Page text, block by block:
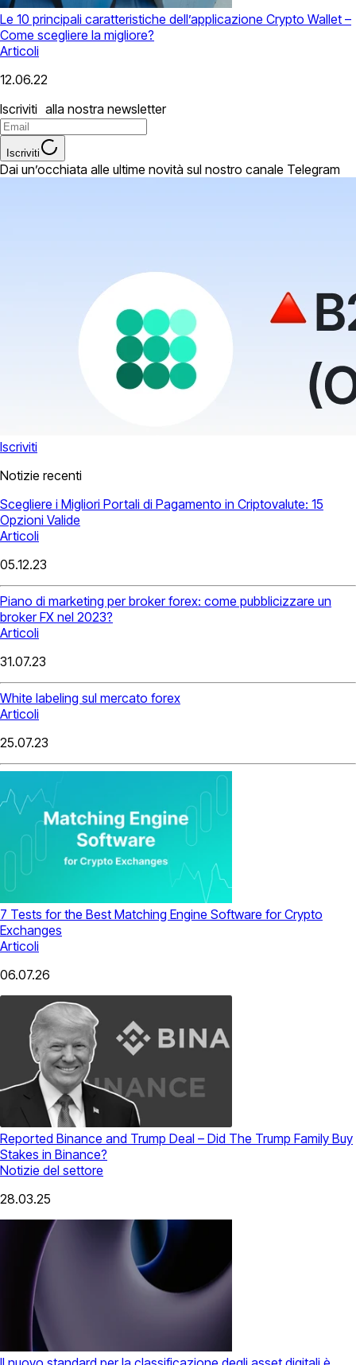
Le 10 principali caratteristiche dell’applicazione Crypto Wallet –
Come scegliere la migliore?
Articoli
12.06.22
Iscriviti alla nostra newsletter
Iscriviti
Dai un’occhiata alle ultime novità sul nostro canale Telegram
Iscriviti
Notizie recenti
Scegliere i Migliori Portali di Pagamento in Criptovalute: 15
Opzioni Valide
Articoli
05.12.23
Piano di marketing per broker forex: come pubblicizzare un
broker FX nel 2023?
Articoli
31.07.23
White labeling sul mercato forex
Articoli
25.07.23
7 Tests for the Best Matching Engine Software for Crypto
Exchanges
Articoli
06.07.26
Reported Binance and Trump Deal – Did The Trump Family Buy
Stakes in Binance?
Notizie del settore
28.03.25